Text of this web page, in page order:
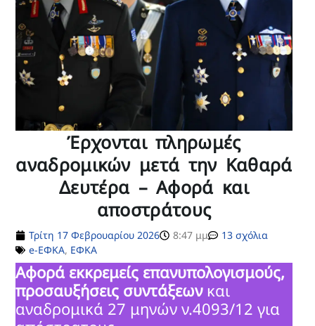
Έρχονται πληρωμές
αναδρομικών μετά την Καθαρά
Δευτέρα – Αφορά και
αποστράτους
Τρίτη 17 Φεβρουαρίου 2026 8:47 μμ
13 σχόλια
e-ΕΦΚΑ, ΕΦΚΑ
Αφορά εκκρεμείς επανυπολογισμούς,
προσαυξήσεις συντάξεωνκαι
αναδρομικά 27 μηνών ν.4093/12 για